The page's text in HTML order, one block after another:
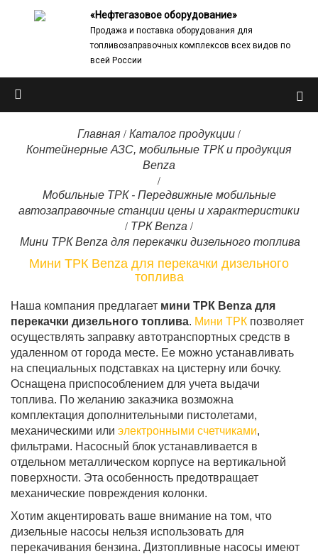
«Нефтегазовое оборудование»
Продажа и поставка оборудования для
топливозаправочных комплексов всех видов по
всей России
Главная / Каталог продукции /
Контейнерные АЗС, мобильные ТРК и продукция
Benza
/
Мобильные ТРК - Передвижные мобильные
автозаправочные станции цены и характеристики
/ ТРК Benza /
Мини ТРК Benza для перекачки дизельного топлива
Мини ТРК Benza для перекачки дизельного
топлива
Наша компания предлагает мини ТРК Benza для
перекачки дизельного топлива. Мини ТРК позволяет
осуществлять заправку автотранспортных средств в
удаленном от города месте. Ее можно устанавливать
на специальных подставках на цистерну или бочку.
Оснащена приспособлением для учета выдачи
топлива. По желанию заказчика возможна
комплектация дополнительными пистолетами,
механическими или электронными счетчиками,
фильтрами. Насосный блок устанавливается в
отдельном металлическом корпусе на вертикальной
поверхности. Эта особенность предотвращает
механические повреждения колонки.
Хотим акцентировать ваше внимание на том, что
дизельные насосы нельзя использовать для
перекачивания бензина. Дизтопливные насосы имеют